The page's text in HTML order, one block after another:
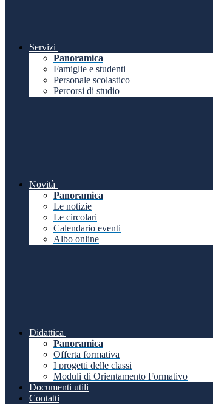
Servizi
Panoramica
Famiglie e studenti
Personale scolastico
Percorsi di studio
Novità
Panoramica
Le notizie
Le circolari
Calendario eventi
Albo online
Didattica
Panoramica
Offerta formativa
I progetti delle classi
Moduli di Orientamento Formativo
Documenti utili
Contatti